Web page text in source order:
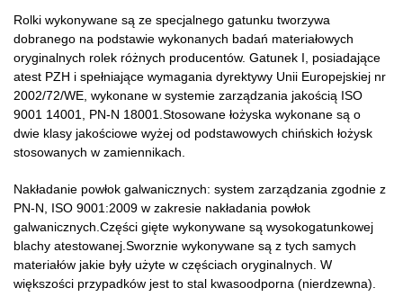
Rolki wykonywane są ze specjalnego gatunku tworzywa
dobranego na podstawie wykonanych badań materiałowych
oryginalnych rolek różnych producentów. Gatunek I, posiadające
atest PZH i spełniające wymagania dyrektywy Unii Europejskiej nr
2002/72/WE, wykonane w systemie zarządzania jakością ISO
9001 14001, PN-N 18001.Stosowane łożyska wykonane są o
dwie klasy jakościowe wyżej od podstawowych chińskich łożysk
stosowanych w zamiennikach.
Nakładanie powłok galwanicznych: system zarządzania zgodnie z
PN-N, ISO 9001:2009 w zakresie nakładania powłok
galwanicznych.Części gięte wykonywane są wysokogatunkowej
blachy atestowanej.Sworznie wykonywane są z tych samych
materiałów jakie były użyte w częściach oryginalnych. W
większości przypadków jest to stal kwasoodporna (nierdzewna).